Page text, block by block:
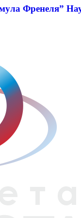
Френеля”